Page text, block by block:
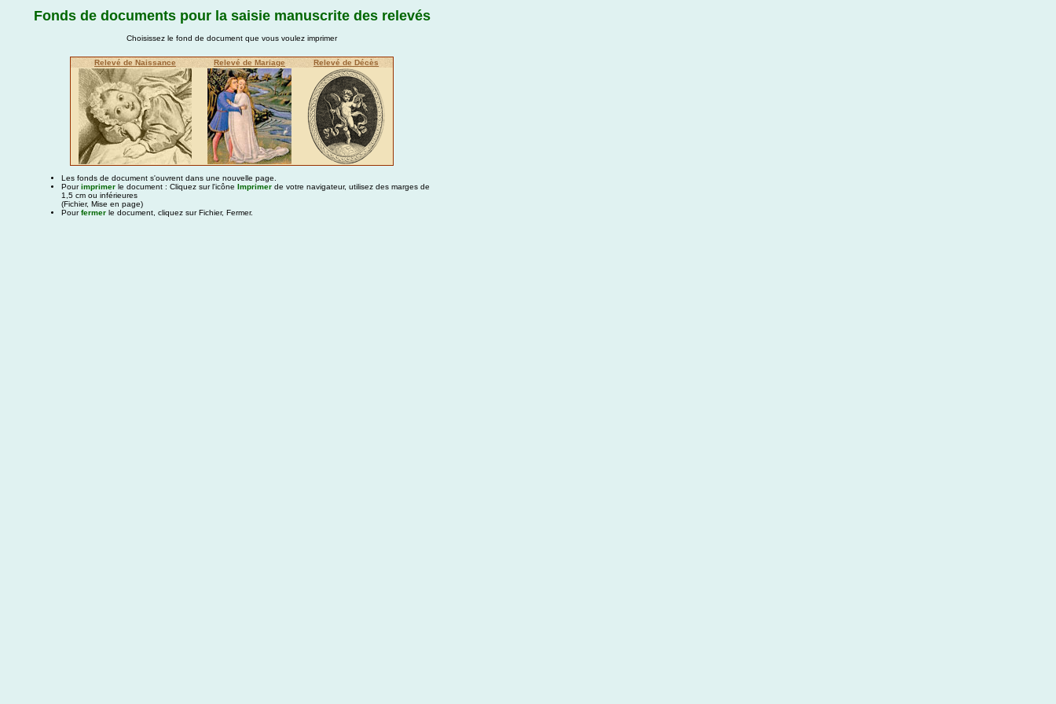
Fonds de documents pour la saisie manuscrite des relevés
Choisissez le fond de document que vous voulez imprimer
Relevé de Naissance Relevé de Mariage Relevé de Décès
Les fonds de document s'ouvrent dans une nouvelle page.
Pourimprimerle document : Cliquez sur l'icône Imprimerde votre navigateur, utilisez des marges de
1,5 cm ou inférieures
(Fichier, Mise en page)
Pourfermerle document, cliquez sur Fichier, Fermer.